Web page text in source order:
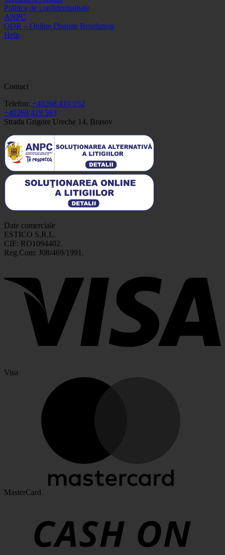
Politica de confidentialitate
ANPC
ODR – Online Dispute Resolution
Help
Contact
Telefon: +40268 419 052
+40268 419 563
Strada Grigore Ureche 14, Brasov
Date comerciale
ESTICO S.R.L.
CIF: RO1094402.
Reg.Com: J08/469/1991.
Visa
MasterCard